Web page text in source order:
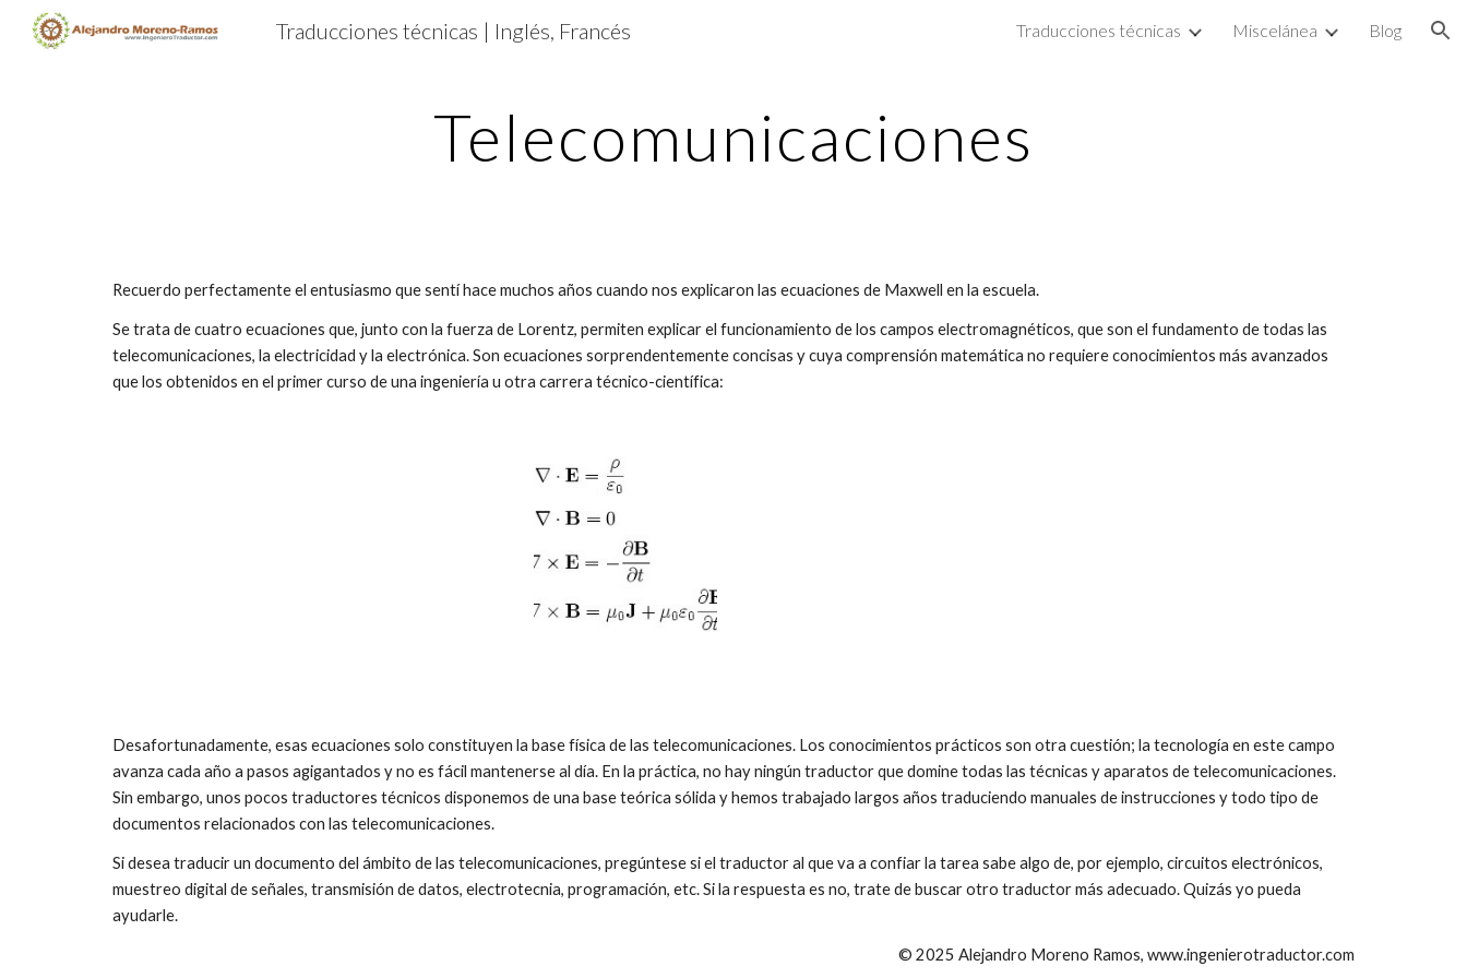
Skip to main content
Traducciones técnicas | Inglés, Francés Traducciones técnicas Miscelánea Blog
Telecomunicaciones
Recuerdo perfectamente el entusiasmo que sentí hace muchos años cuando nos explicaron las ecuaciones de Maxwell en la escuela.
Se trata de cuatro ecuaciones que, junto con la fuerza de Lorentz, permiten explicar el funcionamiento de los campos electromagnéticos, que son el fundamento de todas las
telecomunicaciones, la electricidad y la electrónica. Son ecuaciones sorprendentemente concisas y cuya comprensión matemática no requiere conocimientos más avanzados
que los obtenidos en el primer curso de una ingeniería u otra carrera técnico-científica:
Desafortunadamente, esas ecuaciones solo constituyen la base física de las telecomunicaciones. Los conocimientos prácticos son otra cuestión; la tecnología en este campo
avanza cada año a pasos agigantados y no es fácil mantenerse al día. En la práctica, no hay ningún traductor que domine todas las técnicas y aparatos de telecomunicaciones.
Sin embargo, unos pocos traductores técnicos disponemos de una base teórica sólida y hemos trabajado largos años traduciendo manuales de instrucciones y todo tipo de
documentos relacionados con las telecomunicaciones.
Si desea traducir un documento del ámbito de las telecomunicaciones, pregúntese si el traductor al que va a confiar la tarea sabe algo de, por ejemplo, circuitos electrónicos,
muestreo digital de señales, transmisión de datos, electrotecnia, programación, etc. Si la respuesta es no, trate de buscar otro traductor más adecuado. Quizás yo pueda
ayudarle.
© 2025 Alejandro Moreno Ramos, www.ingenierotraductor.com